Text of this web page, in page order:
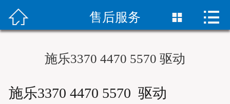
首页
黑白复合机租赁
新机销售
 售后服务  
施乐3370 4470 5570 驱动
施乐3370 4470 5570 驱动